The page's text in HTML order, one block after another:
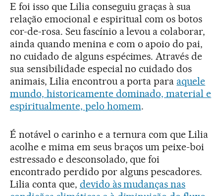
E foi isso que Lilia conseguiu graças à sua
relação emocional e espiritual com os botos
cor-de-rosa. Seu fascínio a levou a colaborar,
ainda quando menina e com o apoio do pai,
no cuidado de alguns espécimes. Através de
sua sensibilidade especial no cuidado dos
animais, Lilia encontrou a porta para aquele
mundo, historicamente dominado, material e
espiritualmente, pelo homem.
É notável o carinho e a ternura com que Lilia
acolhe e mima em seus braços um peixe-boi
estressado e desconsolado, que foi
encontrado perdido por alguns pescadores.
Lilia conta que, devido às mudanças nas